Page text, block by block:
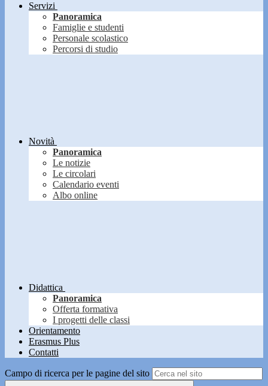
Servizi
Panoramica
Famiglie e studenti
Personale scolastico
Percorsi di studio
Novità
Panoramica
Le notizie
Le circolari
Calendario eventi
Albo online
Didattica
Panoramica
Offerta formativa
I progetti delle classi
Orientamento
Erasmus Plus
Contatti
Campo di ricerca per le pagine del sito